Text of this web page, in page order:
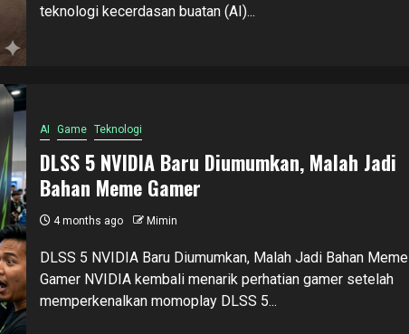
teknologi kecerdasan buatan (AI)...
AI Game Teknologi
DLSS 5 NVIDIA Baru Diumumkan, Malah Jadi
Bahan Meme Gamer
4 months ago Mimin
DLSS 5 NVIDIA Baru Diumumkan, Malah Jadi Bahan Meme
Gamer NVIDIA kembali menarik perhatian gamer setelah
memperkenalkan momoplay DLSS 5...